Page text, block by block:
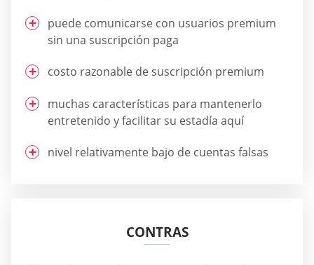
puede comunicarse con usuarios premium
sin una suscripción paga
costo razonable de suscripción premium
muchas características para mantenerlo
entretenido y facilitar su estadía aquí
nivel relativamente bajo de cuentas falsas
CONTRAS